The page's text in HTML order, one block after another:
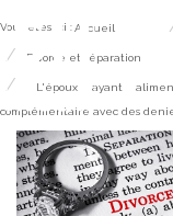
Vous êtes ici :Accueil
Divorce et séparation
L'époux ayant
complémentaire avec des